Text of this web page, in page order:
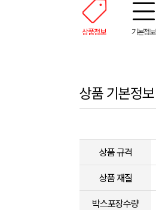
상품정보 기본정보
상품 기본정보
상품 규격
상품 재질
박스포장수량